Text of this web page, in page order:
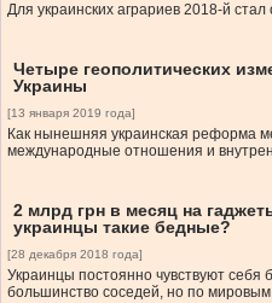
Для украинских аграриев 2018-й
Четыре геополитических
Украины
[13 января 2019 года]
Как нынешняя украинская реформа
международные отношения и
2 млрд грн в месяц на
украинцы такие бедные?
[28 декабря 2018 года]
Украинцы постоянно чувствуют себя
большинство соседей, но по